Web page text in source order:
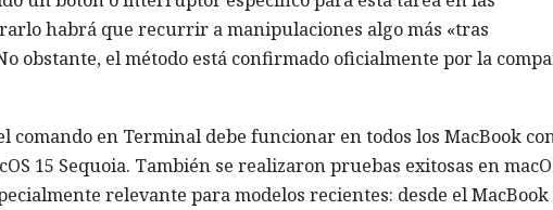
habrá que recurrir a manipulaciones algo más «tras
obstante, el método está confirmado oficialmente por la
comando en Terminal debe funcionar en todos los MacBook
15 Sequoia. También se realizaron pruebas exitosas en
relevante para modelos recientes: desde el